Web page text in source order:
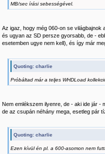
MB/sec írási sebességével.
Az igaz, hogy még 060-on se világbajnok
és ugyan az SD persze gyorsabb, de -
esetemben ugye nem kell), és így már
Quoting: charlie
Próbáltad már a teljes WHDLoad
Nem emlékszem ilyenre, de - aki ide jár -
de az csupán néhány mega, esetleg pár
Quoting: charlie
Ezen kívül én pl. a 600-asomon nem